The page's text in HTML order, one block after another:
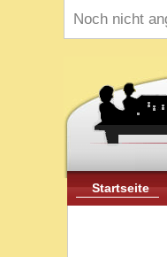
Noch nicht
Startseite